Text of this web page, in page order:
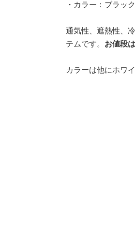
・カラー：ブラック
通気性、遮熱性、
テムです。 お値段
カラーは他にホワ